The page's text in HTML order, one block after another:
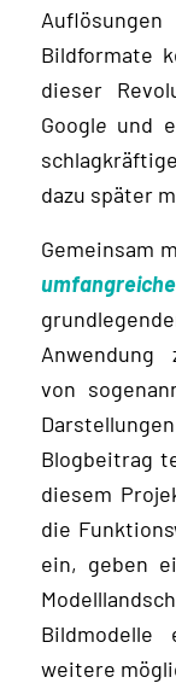
Bildformate
dieser
Googleund
dazu später
Gemeinsam
von
Blogbeitrag
diesem
die
ein, geben
weitere